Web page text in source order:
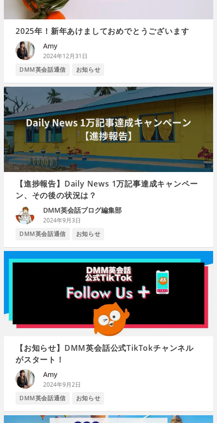
2025年！新年あけましておめでとうございます
Amy
2024年12月31日
DMM英会話通信
お知らせ
【進捗報告】Daily News 1万記事達成キャンペー
ン、その後の状況は？
DMM英会話ブログ編集部
2024年9月3日
DMM英会話通信
お知らせ
【お知らせ】DMM英会話公式TikTokチャンネル
がスタート！
Amy
2024年9月2日
DMM英会話通信
お知らせ